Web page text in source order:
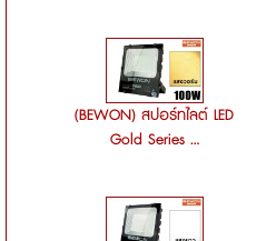
(BEWON) สปอร์ทไลต์ LED
Gold Series ...